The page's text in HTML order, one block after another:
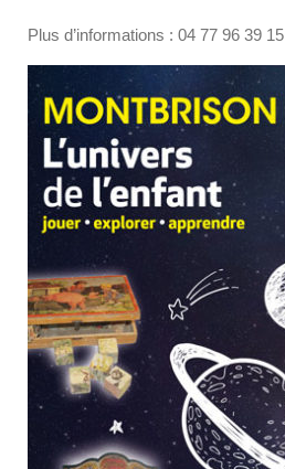
Plus d’informations : 04 77 96 39 15